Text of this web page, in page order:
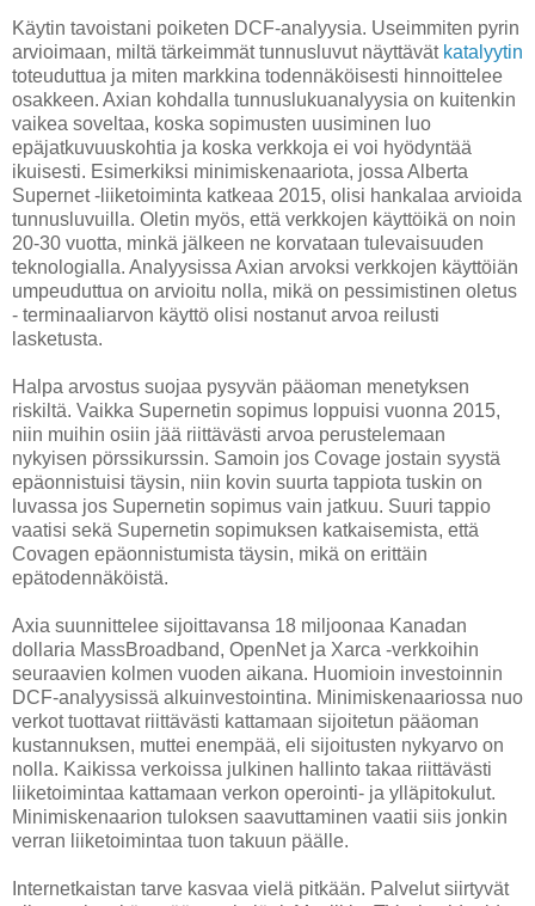
Käytin tavoistani poiketen DCF-analyysia. Useimmiten pyrin
arvioimaan, miltä tärkeimmät tunnusluvut näyttävät katalyytin
toteuduttua ja miten markkina todennäköisesti hinnoittelee
osakkeen. Axian kohdalla tunnuslukuanalyysia on kuitenkin
vaikea soveltaa, koska sopimusten uusiminen luo
epäjatkuvuuskohtia ja koska verkkoja ei voi hyödyntää
ikuisesti. Esimerkiksi minimiskenaariota, jossa Alberta
Supernet -liiketoiminta katkeaa 2015, olisi hankalaa arvioida
tunnusluvuilla. Oletin myös, että verkkojen käyttöikä on noin
20-30 vuotta, minkä jälkeen ne korvataan tulevaisuuden
teknologialla. Analyysissa Axian arvoksi verkkojen käyttöiän
umpeuduttua on arvioitu nolla, mikä on pessimistinen oletus
- terminaaliarvon käyttö olisi nostanut arvoa reilusti
lasketusta.
Halpa arvostus suojaa pysyvän pääoman menetyksen
riskiltä. Vaikka Supernetin sopimus loppuisi vuonna 2015,
niin muihin osiin jää riittävästi arvoa perustelemaan
nykyisen pörssikurssin. Samoin jos Covage jostain syystä
epäonnistuisi täysin, niin kovin suurta tappiota tuskin on
luvassa jos Supernetin sopimus vain jatkuu. Suuri tappio
vaatisi sekä Supernetin sopimuksen katkaisemista, että
Covagen epäonnistumista täysin, mikä on erittäin
epätodennäköistä.
Axia suunnittelee sijoittavansa 18 miljoonaa Kanadan
dollaria MassBroadband, OpenNet ja Xarca -verkkoihin
seuraavien kolmen vuoden aikana. Huomioin investoinnin
DCF-analyysissä alkuinvestointina. Minimiskenaariossa nuo
verkot tuottavat riittävästi kattamaan sijoitetun pääoman
kustannuksen, muttei enempää, eli sijoitusten nykyarvo on
nolla. Kaikissa verkoissa julkinen hallinto takaa riittävästi
liiketoimintaa kattamaan verkon operointi- ja ylläpitokulut.
Minimiskenaarion tuloksen saavuttaminen vaatii siis jonkin
verran liiketoimintaa tuon takuun päälle.
Internetkaistan tarve kasvaa vielä pitkään. Palvelut siirtyvät